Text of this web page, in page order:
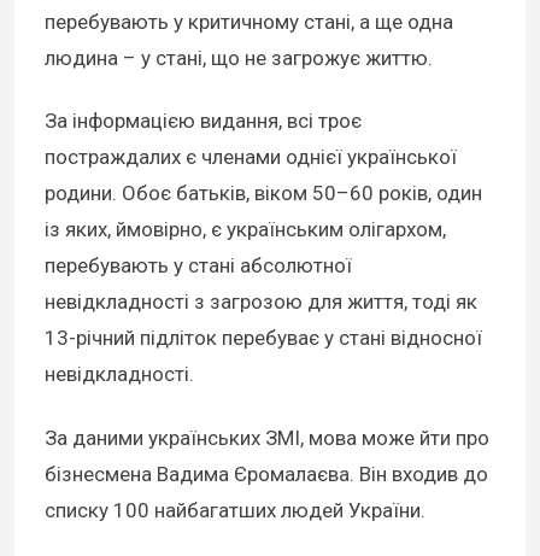
перебувають у критичному стані, а ще одна
людина – у стані, що не загрожує життю.
За інформацією видання, всі троє
постраждалих є членами однієї української
родини. Обоє батьків, віком 50–60 років, один
із яких, ймовірно, є українським олігархом,
перебувають у стані абсолютної
невідкладності з загрозою для життя, тоді як
13-річний підліток перебуває у стані відносної
невідкладності.
За даними українських ЗМІ, мова може йти про
бізнесмена Вадима Єромалаєва. Він входив до
списку 100 найбагатших людей України.